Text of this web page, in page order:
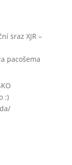
sraz XJR –
pacošema
:)